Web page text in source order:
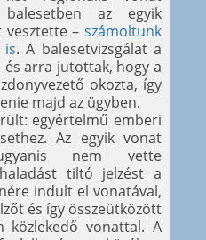
az egyik
vesztette – számoltunk
is. A balesetvizsgálat a
arra jutottak, hogy a
okozta, így
majd az ügyben.
egyértelmű emberi
Az egyik vonat
ugyanis nem vette
tiltó jelzést a
indult el vonatával,
és így összeütközött
közlekedő vonattal. A